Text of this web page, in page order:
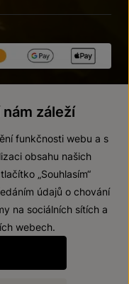
a. s.
mladším 18 let.
záleží
funkčnosti webu a s
obsahu našich
„Souhlasím“
údajů o chování
na sociálních sítích a
webech.